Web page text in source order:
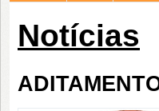
Notícias